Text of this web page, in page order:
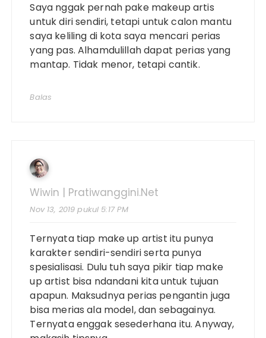
Saya nggak pernah pake makeup artis
untuk diri sendiri, tetapi untuk calon mantu
saya keliling di kota saya mencari perias
yang pas. Alhamdulillah dapat perias yang
mantap. Tidak menor, tetapi cantik.
Balas
Wiwin | Pratiwanggini.net
Nov 13, 2019 pukul 5:17 PM
Ternyata tiap make up artist itu punya
karakter sendiri-sendiri serta punya
spesialisasi. Dulu tuh saya pikir tiap make
up artist bisa ndandani kita untuk tujuan
apapun. Maksudnya perias pengantin juga
bisa merias ala model, dan sebagainya.
Ternyata enggak sesederhana itu. Anyway,